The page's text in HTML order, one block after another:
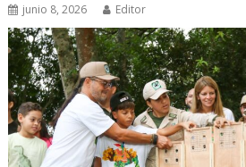
junio 8, 2026 Editor